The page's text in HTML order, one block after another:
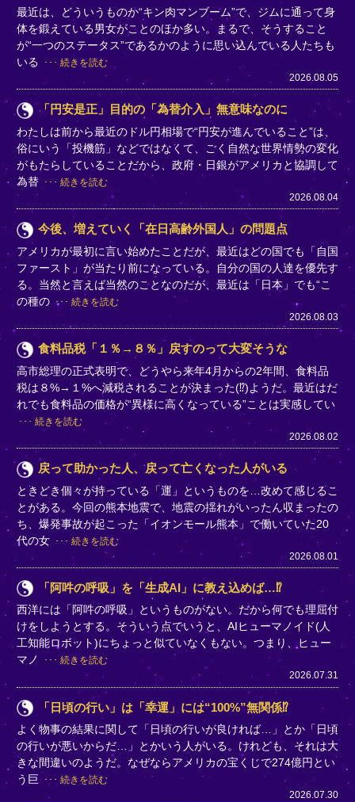
最近は、どういうものか“キン肉マンブーム”で、ジムに通って身
体を鍛えている男女がことのほか多い。まるで、そうすること
が“一つのステータス”であるかのように思い込んでいる人たちも
いる
続きを読む
2026.08.05
「円安是正」目的の「為替介入」無意味なのに
わたしは前から最近のドル円相場で“円安が進んでいること”は、
俗にいう「投機筋」などではなくて、ごく自然な世界情勢の変化
がもたらしていることだから、政府・日銀がアメリカと協調して
為替
続きを読む
2026.08.04
今後、増えていく「在日高齢外国人」の問題点
アメリカが最初に言い始めたことだが、最近はどの国でも「自国
ファースト」が当たり前になっている。自分の国の人達を優先す
る。当然と言えば当然のことなのだが、最近は「日本」でも“こ
の種の
続きを読む
2026.08.03
食料品税「１％→８％」戻すのって大変そうな
高市総理の正式表明で、どうやら来年4月からの2年間、食料品
税は８%→１%へ減税されることが決まった(⁉)ようだ。最近はだ
れでも食料品の価格が“異様に高くなっている”ことは実感してい
続きを読む
2026.08.02
戻って助かった人、戻って亡くなった人がいる
ときどき個々が持っている「運」というものを…改めて感じるこ
とがある。今回の熊本地震で、地震の揺れがいったん収まったの
ち、爆発事故が起こった「イオンモール熊本」で働いていた20
代の女
続きを読む
2026.08.01
「阿吽の呼吸」を「生成AI」に教え込めば…⁉
西洋には「阿吽の呼吸」というものがない。だから何でも理屈付
けをしようとする。そういう点でいうと、AIヒューマノイド(人
工知能ロボット)にちょっと似ていなくもない。つまり、ヒュー
マノ
続きを読む
2026.07.31
「日頃の行い」は「幸運」には“100%”無関係⁉
よく物事の結果に関して「日頃の行いが良ければ…」とか「日頃
の行いが悪いからだ…」とかいう人がいる。けれども、それは大
きな間違いのようだ。なぜならアメリカの宝くじで274億円とい
う巨
続きを読む
2026.07.30